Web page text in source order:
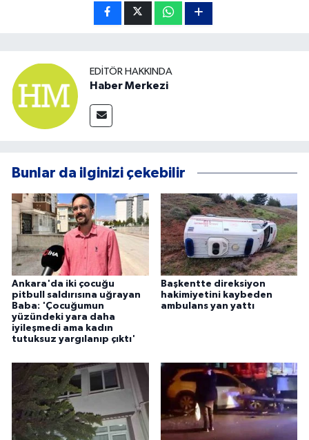
EDITÖR HAKKINDA
Haber Merkezi
Bunlar da ilginizi çekebilir
Ankara'da iki çocuğu
pitbull saldırısına uğrayan
Baba: 'Çocuğumun
yüzündeki yara daha
iyileşmedi ama kadın
tutuksuz yargılanıp çıktı'
Başkentte direksiyon
hakimiyetini kaybeden
ambulans yan yattı